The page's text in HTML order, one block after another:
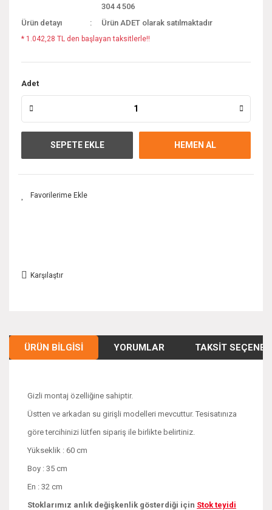
304 4 506
Ürün detayı
Ürün ADET olarak satılmaktadır
* 1.042,28 TL den başlayan taksitlerle!!
Adet
SEPETE EKLE HEMEN AL
Karşılaştır
ÜRÜN BILGISI YORUMLAR TAKSIT
Gizli montaj özelliğine sahiptir.
Üstten ve arkadan su girişli modelleri mevcuttur. Tesisatınıza
göre tercihinizi lütfen sipariş ile birlikte belirtiniz.
Yükseklik : 60 cm
Boy : 35 cm
En : 32 cm
Stoklarımız anlık değişkenlik gösterdiği için Stok teyidi